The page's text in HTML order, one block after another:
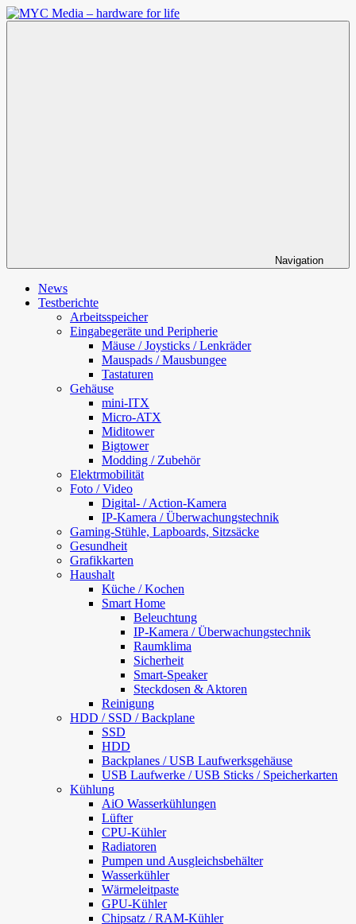
Zum
Inhalt
Navigation
News
Testberichte
Arbeitsspeicher
Eingabegeräte und Peripherie
Mäuse / Joysticks / Lenkräder
Mauspads / Mausbungee
Tastaturen
Gehäuse
mini-ITX
Micro-ATX
Miditower
Bigtower
Modding / Zubehör
Elektrmobilität
Foto / Video
Digital- / Action-Kamera
IP-Kamera / Überwachungstechnik
Gaming-Stühle, Lapboards, Sitzsäcke
Gesundheit
Grafikkarten
Haushalt
Küche / Kochen
Smart Home
Beleuchtung
IP-Kamera / Überwachungstechnik
Raumklima
Sicherheit
Smart-Speaker
Steckdosen & Aktoren
Reinigung
HDD / SSD / Backplane
SSD
HDD
Backplanes / USB Laufwerksgehäuse
USB Laufwerke / USB Sticks / Speicherkarten
Kühlung
AiO Wasserkühlungen
Lüfter
CPU-Kühler
Radiatoren
Pumpen und Ausgleichsbehälter
Wasserkühler
Wärmeleitpaste
GPU-Kühler
Chipsatz / RAM-Kühler